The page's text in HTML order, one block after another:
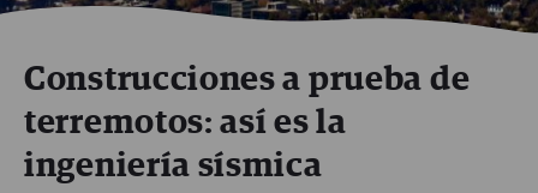
Construcciones a prueba de
terremotos: así es la
ingeniería sísmica